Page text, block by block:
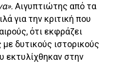
Αιγυπτιώτης από τα
για την κριτική που
ότι εκφράζει
δυτικούς ιστορικούς
εκτυλίχθηκαν στην